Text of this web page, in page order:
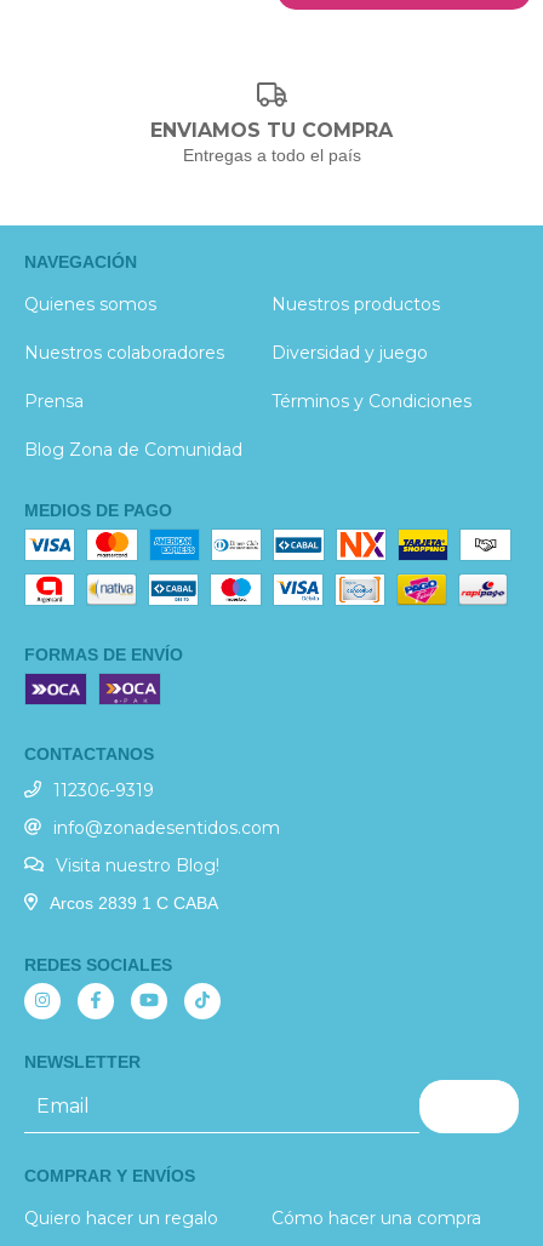
ENVIAMOS TU COMPRA
Entregas a todo el país
NAVEGACIÓN
Quienes somos Nuestros productos
Nuestros colaboradores Diversidad y juego
Prensa Términos y Condiciones
Blog Zona de Comunidad
MEDIOS DE PAGO
FORMAS DE ENVÍO
CONTACTANOS
112306-9319
info@zonadesentidos.com
Visita nuestro Blog!
Arcos 2839 1 C CABA
REDES SOCIALES
NEWSLETTER
COMPRAR Y ENVÍOS
Quiero hacer un regalo Cómo hacer una compra